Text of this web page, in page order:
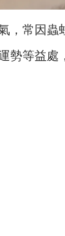
，常因
勢等益處